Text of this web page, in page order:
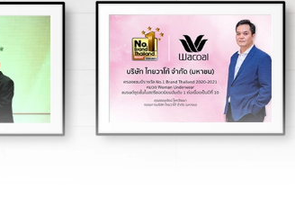
ยง
ะการพัฒนาเพื่อ
เว็บไซต์ที่เกี่ยวข้อง
ข้อมูลนำเสนอ
ไทยวาโก้พบนักลงทุน
(Opportunity Day)
สอบถามข้อมูลนักลงทุน
นโยบายความมั่นคงปลอดภัยของข้อมูลและระบบ
นโยบายการสื่อสารการตลาด